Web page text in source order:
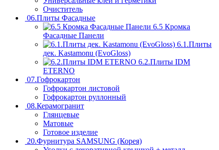
Очиститель
06.Плиты Фасадные
6.5 Кромка
Фасадные Панели
6.1.Плиты
дек. Kastamonu (EvoGloss)
6.2.Плиты IDM
ETERNO
07.Гофрокартон
Гофрокартон листовой
Гофрокартон руллонный
08.Керамогранит
Глянцевые
Матовые
Готовое изделие
20.Фурнитура SAMSUNG (Корея)